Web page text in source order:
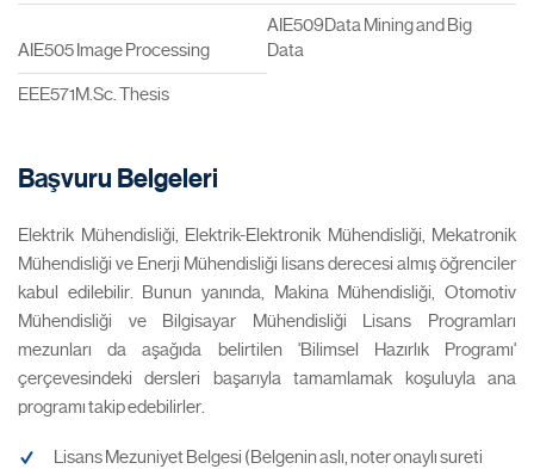
AIE505 Image Processing
AIE509Data Mining and Big
Data
EEE571M.Sc. Thesis
Başvuru Belgeleri
Elektrik Mühendisliği, Elektrik-Elektronik Mühendisliği, Mekatronik
Mühendisliği ve Enerji Mühendisliği lisans derecesi almış öğrenciler
kabul edilebilir. Bunun yanında, Makina Mühendisliği, Otomotiv
Mühendisliği ve Bilgisayar Mühendisliği Lisans Programları
mezunları da aşağıda belirtilen 'Bilimsel Hazırlık Programı'
çerçevesindeki dersleri başarıyla tamamlamak koşuluyla ana
programı takip edebilirler.
Lisans Mezuniyet Belgesi (Belgenin aslı, noter onaylı sureti